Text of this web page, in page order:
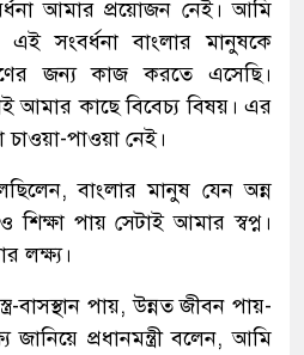
আমার প্রয়োজন নেই। আমি
সংবর্ধনা বাংলার মানুষকে
জন্য কাজ করতে এসেছি।
কাছে বিবেচ্য বিষয়। এর
পাওয়া নেই।
বাংলার মানুষ যেন অন্ন
শিক্ষা পায় সেটাই আমার স্বপ্ন।
লক্ষ্য।
বাসস্থান পায়, উন্নত জীবন পায়-
জানিয়ে প্রধানমন্ত্রী বলেন, আমি